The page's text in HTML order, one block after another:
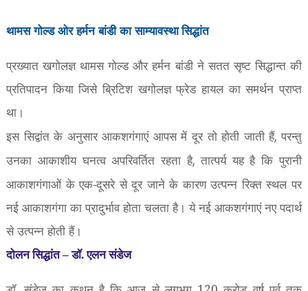
थामस गोल्ड ओर हर्मन बांडी कासाम्यावस्था सिद्धांत
प्रख्यात खगोलज्ञ थामस गोल्ड और हर्मन बांडी ने सतत सृष्ट सिद्धान्त की
प्रतिपादन किया जिसे ब्रिटिश खगोलज्ञ फ्रेड हायल का समर्थन प्राप्त
था।
इस सिद्वांत के अनुसार आकशगंगाएं आपस में दूर तो होती जाती हैं,परन्तु
उनका आकाशीय घनत्व अपरिवर्तित रहता है, तात्पर्य यह है कि पुरानी
आकाशगंगाओं के एक-दूसरे से दूर जाने के कारण उत्पन्न रिक्त स्थल पर
नई आकाशगंगा का प्रादुर्भाव होता चलता है। ये नई आकशगंगाएं नए पदार्थ
से उत्पन्न होती हैं।
दोलन सिद्धांत –डॉ. एलन संडेज